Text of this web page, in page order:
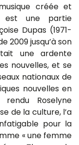
créée et
est une partie
Dupas (1971-
2009 jusqu’à son
une ardente
nouvelles, et se
nationaux de
nouvelles en
Roselyne
de la culture, l’a
pour la
« une femme